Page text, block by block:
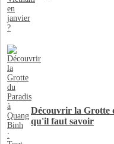
Découvrir la Grotte
qu'il faut savoir